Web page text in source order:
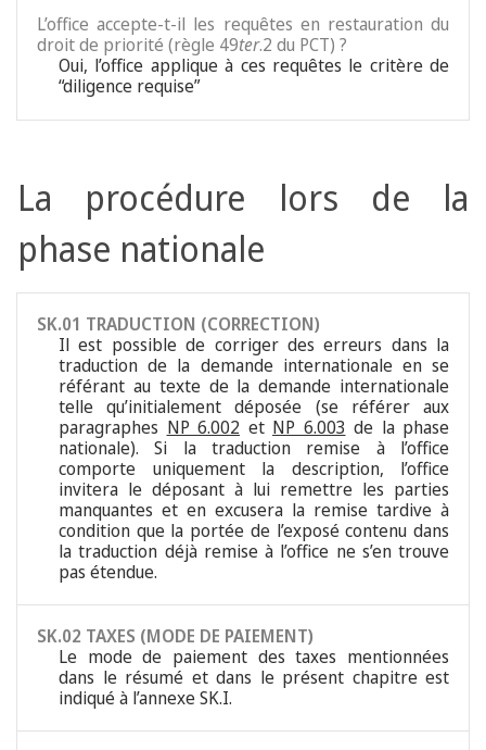
L’office accepte-t-il les requêtes en restauration du
droit de priorité (règle 49ter.2 du PCT) ?
Oui, l’office applique à ces requêtes le critère de
“diligence requise”
La procédure lors de la
phase nationale
SK.01 TRADUCTION (CORRECTION)
Il est possible de corriger des erreurs dans la
traduction de la demande internationale en se
référant au texte de la demande internationale
telle qu’initialement déposée (se référer aux
paragraphes NP 6.002 et NP 6.003 de la phase
nationale). Si la traduction remise à l’office
comporte uniquement la description, l’office
invitera le déposant à lui remettre les parties
manquantes et en excusera la remise tardive à
condition que la portée de l’exposé contenu dans
la traduction déjà remise à l’office ne s’en trouve
pas étendue.
SK.02 TAXES (MODE DE PAIEMENT)
Le mode de paiement des taxes mentionnées
dans le résumé et dans le présent chapitre est
indiqué à l’annexe SK.I.